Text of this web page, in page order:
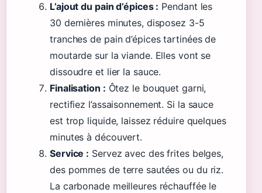
L’ajout du pain d’épices : Pendant les
30 dernières minutes, disposez 3-5
tranches de pain d’épices tartinées de
moutarde sur la viande. Elles vont se
dissoudre et lier la sauce.
Finalisation : Ôtez le bouquet garni,
rectifiez l’assaisonnement. Si la sauce
est trop liquide, laissez réduire quelques
minutes à découvert.
Service : Servez avec des frites belges,
des pommes de terre sautées ou du riz.
La carbonade meilleures réchauffée le